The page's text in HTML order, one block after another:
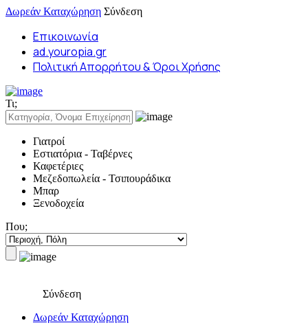
Δωρεάν Καταχώρηση Σύνδεση
Επικοινωνία
ad.youropia.gr
Πολιτική Απορρήτου & Όροι Χρήσης
Τι;
Γιατροί
Εστιατόρια - Ταβέρνες
Καφετέριες
Μεζεδοπωλεία - Τσιπουράδικα
Μπαρ
Ξενοδοχεία
Που;
Σύνδεση
Δωρεάν Καταχώρηση